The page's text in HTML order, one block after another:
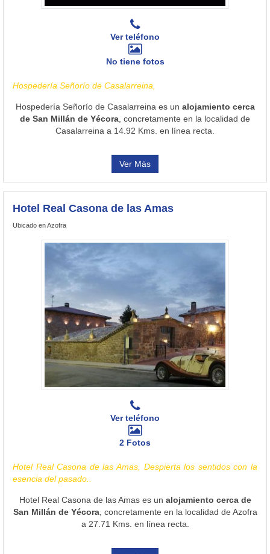
Ver teléfono
No tiene fotos
Hospedería Señorío de Casalarreina,
Hospedería Señorío de Casalarreina es un alojamiento cerca
de San Millán de Yécora , concretamente en la localidad de
Casalarreina a 14.92 Kms. en línea recta.
Ver Más
Hotel Real Casona de las Amas
Ubicado en Azofra
Ver teléfono
2 Fotos
Hotel Real Casona de las Amas, Despierta los sentidos con la
esencia del pasado..
Hotel Real Casona de las Amas es un alojamiento cerca de
San Millán de Yécora, concretamente en la localidad de Azofra
a 27.71 Kms. en línea recta.